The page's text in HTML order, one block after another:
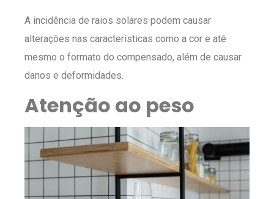
A incidência de raios solares podem causar
alterações nas características como a cor e até
mesmo o formato do compensado, além de causar
danos e deformidades.
Atenção ao peso